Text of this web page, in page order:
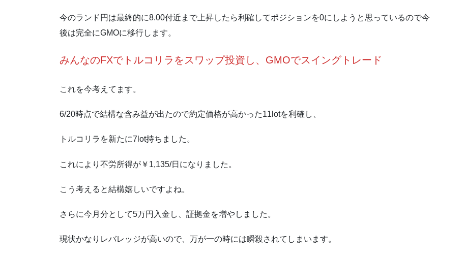
今のランド円は最終的に8.00付近まで上昇したら利確してポジションを0にしようと思っているので今
後は完全にGMOに移行します。
みんなのFXでトルコリラをスワップ投資し、GMOでスイングトレード
これを今考えてます。
6/20時点で結構な含み益が出たので約定価格が高かった11lotを利確し、
トルコリラを新たに7lot持ちました。
これにより不労所得が￥1,135/日になりました。
こう考えると結構嬉しいですよね。
さらに今月分として5万円入金し、証拠金を増やしました。
現状かなりレバレッジが高いので、万が一の時には瞬殺されてしまいます。